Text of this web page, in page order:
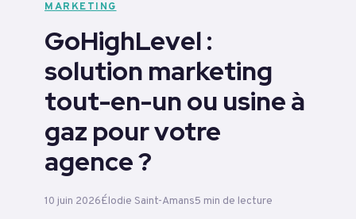
Business
Tech
Éducation
Emploi
MARKETING
GoHighLevel :
solution marketing
tout-en-un ou usine à
gaz pour votre
agence ?
10 juin 2026Élodie Saint-Amans5 min de lecture